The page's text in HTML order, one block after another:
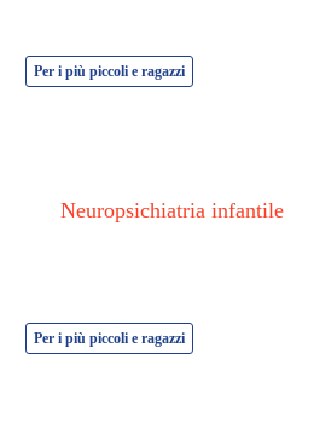
Per i più piccoli e ragazzi
Neuropsichiatria infantile
Per i più piccoli e ragazzi